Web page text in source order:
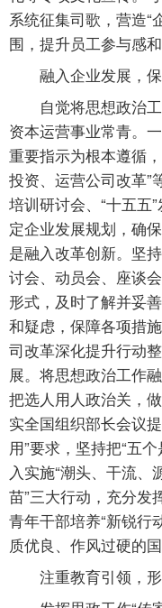
系统征集司歌，营造“
围，提升员工参与感和
融入企业发展，
自觉将思想政治
资本运营事业常青。
重要指示为根本遵循
投资、运营公司改革”
培训研讨会、“十五五
定企业发展规划，确
是融入改革创新。坚
讨会、动员会、座谈
形式，及时了解并妥
和疑虑，保障各项措
司改革深化提升行动
展。将思想政治工作
把选人用人政治关，
实全国组织部长会议
用”要求，坚持把“五
入实施“潮头、干流、
苗”三大行动，充分发
青年干部培养“新锐行
质优良、作风过硬的国
注重教育引领，